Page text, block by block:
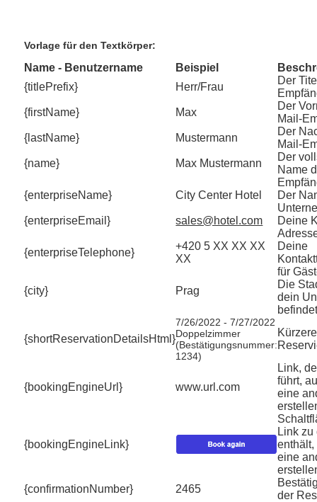
Vorlage für den Textkörper:
Name - Benutzername Beispiel
{titlePrefix}
Herr/Frau
Der
{firstName}
Max
Der
Mail-
{lastName}
Mustermann
Der
Mail-
{name}
Max Mustermann
Der
Name
{enterpriseName}
City Center Hotel
Der
{enterpriseEmail}
sales@hotel.com
Deine
{enterpriseTelephone}
+420 5 XX XX XX
XX
Deine
für
{city}
Prag
Die
dein
{shortReservationDetailsHtml}
7/26/2022 - 7/27/2022
Doppelzimmer
(Bestätigungsnummer:
1234)
{bookingEngineUrl} www.url.com
Link,
führt,
eine
{bookingEngineLink}
Link
enthält,
eine
{confirmationNumber}
2465
der